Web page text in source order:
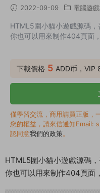
2022-09-09 電腦遊
HTML5圍小貓小遊戲源碼，
你也可以用來制作404頁面
下載價格 5 ADD币，VIP
僅學習交流，商用請買正版，
您的權益，請來信通知Email:
認同意我們的政策。
HTML5圍小貓小遊戲源碼
你也可以用來制作404頁面